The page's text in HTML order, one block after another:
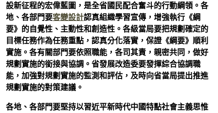
設新征程的宏偉藍圖，是全省國民配合奮斗的行動綱領。各
地、各部門要客變設計認真組織學習宣傳，增強執行《綱
要》的自覺性、主動性和創造性。各級當局要把規劃確定的
目標任務作為任務重點，認真分化落實，保證《綱要》順利
實施。各有關部門要依照職能，各司其責，親密共同，做好
規劃實施的銜接與協調。省發展改造委要發揮綜合協調職
能，加強對規劃實施的監測和評估，及時向省當局提出推進
規劃實施的對策建議。
各地、各部門要堅持以習近平新時代中國特點社會主義思惟